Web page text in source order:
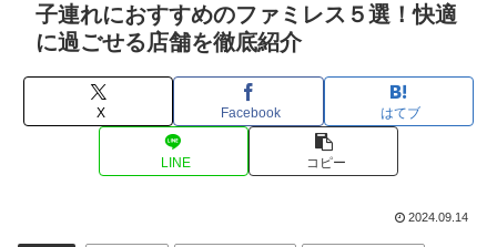
子連れにおすすめのファミレス５選！快適
に過ごせる店舗を徹底紹介
X Facebook はてブ
LINE コピー
2024.09.14